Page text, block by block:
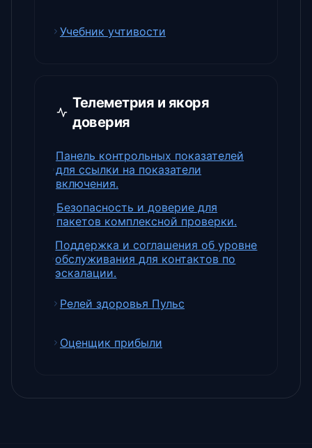
Учебник учтивости
Телеметрия и якоря
доверия
Панель контрольных показателей
для ссылки на показатели
включения.
Безопасность и доверие для
пакетов комплексной проверки.
Поддержка и соглашения об уровне
обслуживания для контактов по
эскалации.
Релей здоровья Пульс
Оценщик прибыли